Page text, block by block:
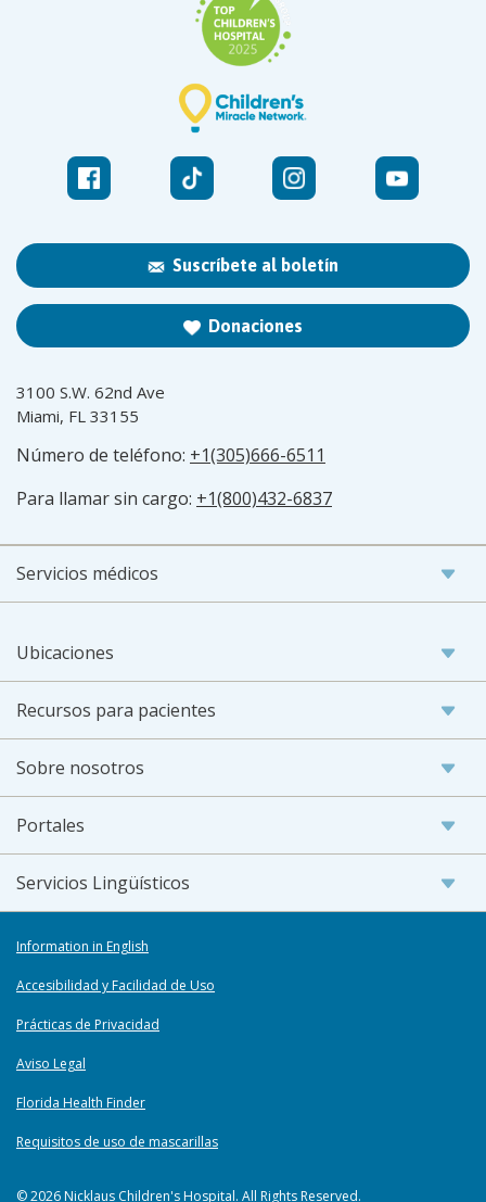
Suscríbete al boletín
Donaciones
3100 S.W. 62nd Ave
Miami, FL 33155
Número de teléfono: +1(305)666-6511
Para llamar sin cargo: +1(800)432-6837
Servicios médicos
Ubicaciones
Recursos para pacientes
Sobre nosotros
Portales
Servicios Lingüísticos
Information in English
Accesibilidad y Facilidad de Uso
Prácticas de Privacidad
Aviso Legal
Florida Health Finder
Requisitos de uso de mascarillas
© 2026 Nicklaus Children's Hospital. All Rights Reserved.